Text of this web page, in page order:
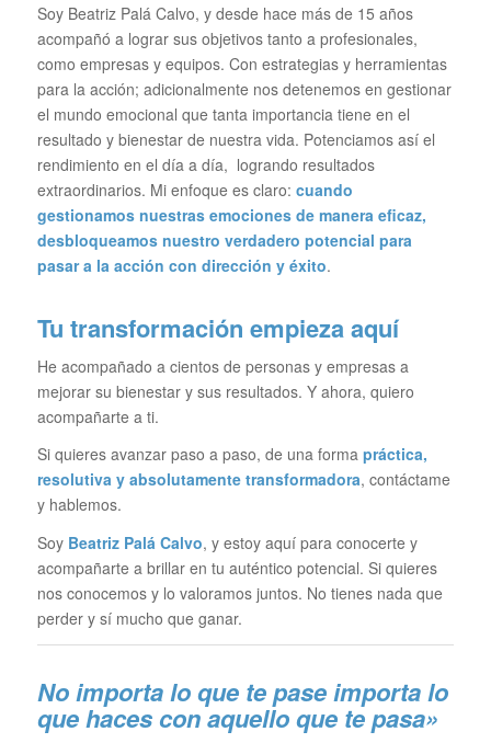
Soy Beatriz Palá Calvo, y desde hace más de 15 años
acompañó a lograr sus objetivos tanto a profesionales,
como empresas y equipos. Con estrategias y herramientas
para la acción; adicionalmente nos detenemos en gestionar
el mundo emocional que tanta importancia tiene en el
resultado y bienestar de nuestra vida. Potenciamos así el
rendimiento en el día a día, logrando resultados
extraordinarios. Mi enfoque es claro: cuando
gestionamos nuestras emociones de manera eficaz,
desbloqueamos nuestro verdadero potencial para
pasar a la acción con dirección y éxito.
Tu transformación empieza aquí
He acompañado a cientos de personas y empresas a
mejorar su bienestar y sus resultados. Y ahora, quiero
acompañarte a ti.
Si quieres avanzar paso a paso, de una forma práctica,
resolutiva y absolutamente transformadora, contáctame
y hablemos.
Soy Beatriz Palá Calvo, y estoy aquí para conocerte y
acompañarte a brillar en tu auténtico potencial. Si quieres
nos conocemos y lo valoramos juntos. No tienes nada que
perder y sí mucho que ganar.
No importa lo que te pase importa lo
que haces con aquello que te pasa»